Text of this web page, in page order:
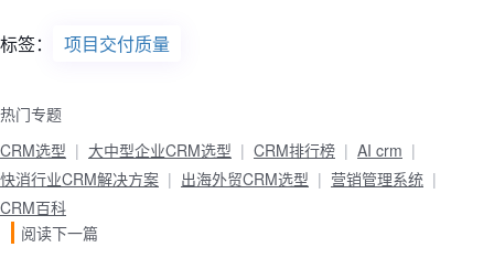
标签： 项目交付质量
热门专题
CRM选型
大中型企业CRM选型 CRM排行榜
AI crm
快消行业CRM解决方案
出海外贸CRM选型
营销管理系统
CRM百科
阅读下一篇